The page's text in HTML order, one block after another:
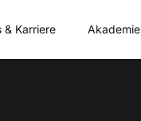
& Karriere Akademie